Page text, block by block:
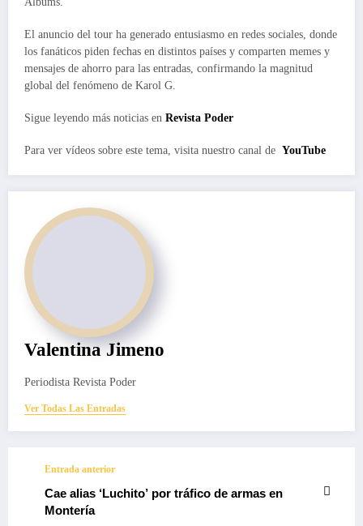
El anuncio del tour ha generado entusiasmo en redes sociales, donde
los fanáticos piden fechas en distintos países y comparten memes y
mensajes de ahorro para las entradas, confirmando la magnitud
global del fenómeno de Karol G.
Sigue leyendo más noticias en Revista Poder
Para ver vídeos sobre este tema, visita nuestro canal de YouTube
Valentina Jimeno
Periodista Revista Poder
Ver Todas Las Entradas
Entrada anterior
Cae alias ‘Luchito’ por tráfico de armas en
Montería